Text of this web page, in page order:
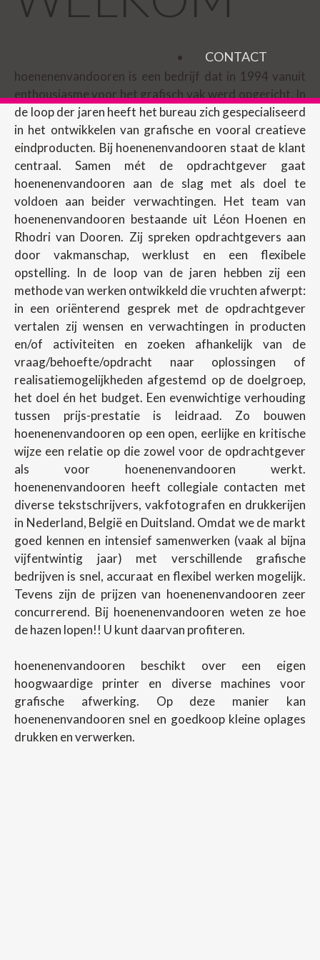
CONTACT
hoenenenvandooren is een bedrijf dat in 1994 vanuit
enthousiasme voor het grafisch vak werd opgericht. In
de loop der jaren heeft het bureau zich gespecialiseerd
in het ontwikkelen van grafische en vooral creatieve
eindproducten. Bij hoenenenvandooren staat de klant
centraal. Samen mét de opdrachtgever gaat
hoenenenvandooren aan de slag met als doel te
voldoen aan beider verwachtingen. Het team van
hoenenenvandooren bestaande uit Léon Hoenen en
Rhodri van Dooren. Zij spreken opdrachtgevers aan
door vakmanschap, werklust en een flexibele
opstelling. In de loop van de jaren hebben zij een
methode van werken ontwikkeld die vruchten afwerpt:
in een oriënterend gesprek met de opdrachtgever
vertalen zij wensen en verwachtingen in producten
en/of activiteiten en zoeken afhankelijk van de
vraag/behoefte/opdracht naar oplossingen of
realisatiemogelijkheden afgestemd op de doelgroep,
het doel én het budget. Een evenwichtige verhouding
tussen prijs-prestatie is leidraad. Zo bouwen
hoenenenvandooren op een open, eerlijke en kritische
wijze een relatie op die zowel voor de opdrachtgever
als voor hoenenenvandooren werkt.
hoenenenvandooren heeft collegiale contacten met
diverse tekstschrijvers, vakfotografen en drukkerijen
in Nederland, België en Duitsland. Omdat we de markt
goed kennen en intensief samenwerken (vaak al bijna
vijfentwintig jaar) met verschillende grafische
bedrijven is snel, accuraat en flexibel werken mogelijk.
Tevens zijn de prijzen van hoenenenvandooren zeer
concurrerend. Bij hoenenenvandooren weten ze hoe
de hazen lopen!! U kunt daarvan profiteren.
hoenenenvandooren beschikt over een eigen
hoogwaardige printer en diverse machines voor
grafische afwerking. Op deze manier kan
hoenenenvandooren snel en goedkoop kleine oplages
drukken en verwerken.